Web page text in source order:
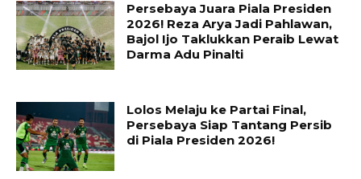
Persebaya Juara Piala Presiden
2026! Reza Arya Jadi Pahlawan,
Bajol Ijo Taklukkan Peraib Lewat
Darma Adu Pinalti
Lolos Melaju ke Partai Final,
Persebaya Siap Tantang Persib
di Piala Presiden 2026!